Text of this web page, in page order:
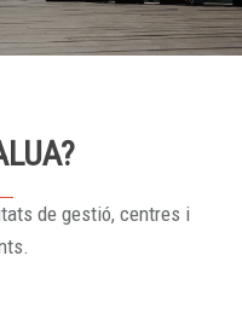
de gestió, centres i